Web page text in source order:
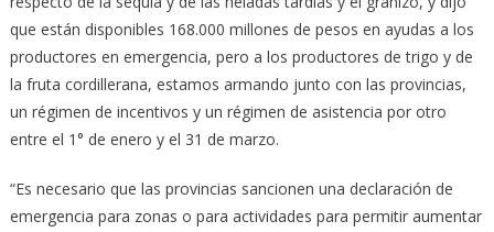
que están disponibles 168.000 millones de pesos en ayudas a los
productores en emergencia, pero a los productores de trigo y de
la fruta cordillerana, estamos armando junto con las provincias,
un régimen de incentivos y un régimen de asistencia por otro
entre el 1° de enero y el 31 de marzo.
“Es necesario que las provincias sancionen una declaración de
emergencia para zonas o para actividades para permitir aumentar